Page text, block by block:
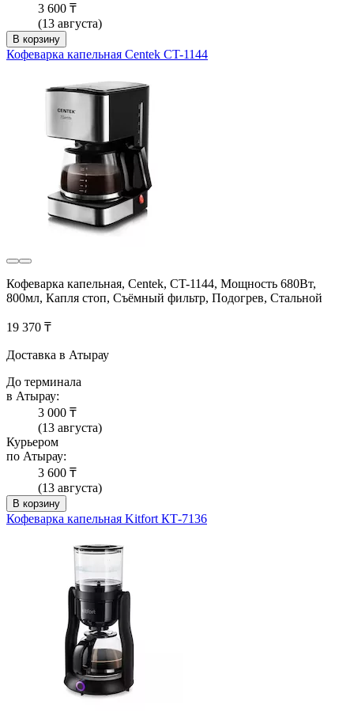
3 600 ₸
(13 августа)
В корзину
Кофеварка капельная Centek CT-1144
Кофеварка капельная, Centek, CT-1144, Мощность 680Вт,
800мл, Капля стоп, Съёмный фильтр, Подогрев, Стальной
19 370 ₸
Доставка в Атырау
До терминала
в Атырау:
3 000 ₸
(13 августа)
Курьером
по Атырау:
3 600 ₸
(13 августа)
В корзину
Кофеварка капельная Kitfort КТ-7136